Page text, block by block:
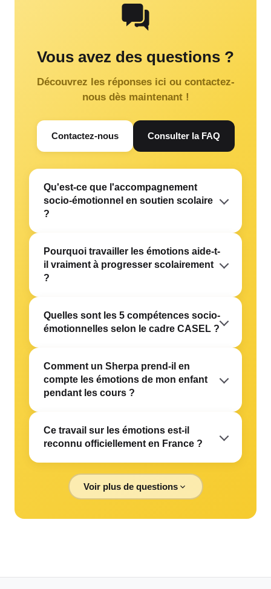
Vous avez des questions ?
Découvrez les réponses ici ou contactez-
nous dès maintenant !
Contactez-nous Consulter la FAQ
Qu'est-ce que l'accompagnement
socio-émotionnel en soutien scolaire
?
Pourquoi travailler les émotions aide-t-
il vraiment à progresser scolairement
?
Quelles sont les 5 compétences socio-
émotionnelles selon le cadre CASEL ?
Comment un Sherpa prend-il en
compte les émotions de mon enfant
pendant les cours ?
Ce travail sur les émotions est-il
reconnu officiellement en France ?
Voir plus de questions